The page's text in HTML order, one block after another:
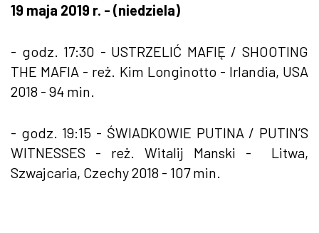
19 maja 2019 r. - (niedziela)
- godz. 17:30 - USTRZELIĆ MAFIĘ / SHOOTING
THE MAFIA - reż. Kim Longinotto - Irlandia, USA
2018 - 94 min.
- godz. 19:15 - ŚWIADKOWIE PUTINA / PUTIN’S
WITNESSES - reż. Witalij Manski - Litwa,
Szwajcaria, Czechy 2018 - 107 min.